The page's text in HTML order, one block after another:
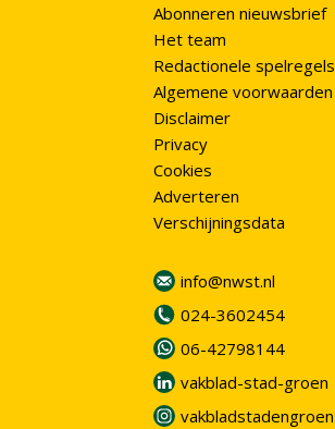
Abonneren nieuwsbrief
Het team
Redactionele spelregels
Algemene voorwaarden
Disclaimer
Privacy
Cookies
Adverteren
Verschijningsdata
info@nwst.nl
024-3602454
06-42798144
vakblad-stad-groen
vakbladstadengroen